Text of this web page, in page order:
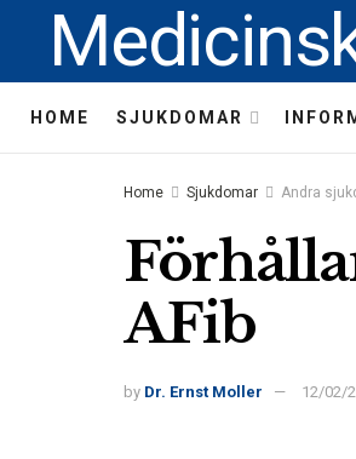
HOME SJUKDOMAR
Home Sjukdomar Andra
AFib
by Dr. Ernst Moller 12/02/